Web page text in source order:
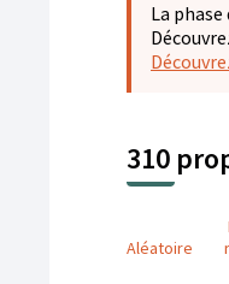
La
310
Aléatoire